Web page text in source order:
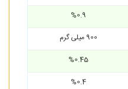
%0.9
900 میلی گرم
%0.45
%0.4